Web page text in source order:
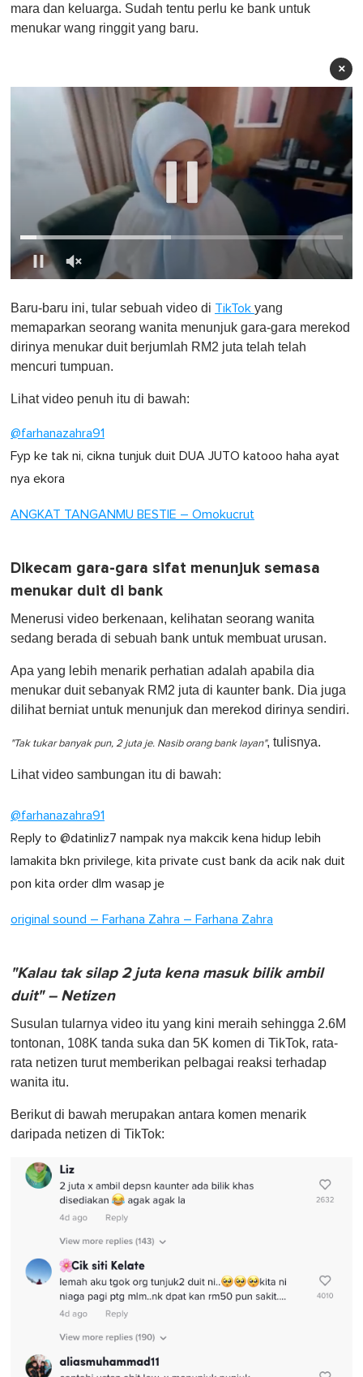
mara dan keluarga. Sudah tentu perlu ke bank untuk
menukar wang ringgit yang baru.
×
f
1
i
n
e
0
Baru-baru ini, tular sebuah video di TikTok yang
memaparkan seorang wanita menunjuk gara-gara merekod
dirinya menukar duit berjumlah RM2 juta telah telah
mencuri tumpuan.
Lihat video penuh itu di bawah:
@farhanazahra91
Fyp ke tak ni, cikna tunjuk duit DUA JUTO katooo haha ayat
nya ekora
ANGKAT TANGANMU BESTIE – Omokucrut
Dikecam gara-gara sifat menunjuk semasa
menukar duit di bank
Menerusi video berkenaan, kelihatan seorang wanita
sedang berada di sebuah bank untuk membuat urusan.
Apa yang lebih menarik perhatian adalah apabila dia
menukar duit sebanyak RM2 juta di kaunter bank. Dia juga
dilihat berniat untuk menunjuk dan merekod dirinya sendiri.
"Tak tukar banyak pun, 2 juta je. Nasib orang bank layan", tulisnya.
Lihat video sambungan itu di bawah:
@farhanazahra91
Reply to @datinliz7 nampak nya makcik kena hidup lebih
lamakita bkn privilege, kita private cust bank da acik nak duit
pon kita order dlm wasap je
original sound – Farhana Zahra – Farhana Zahra
"Kalau tak silap 2 juta kena masuk bilik ambil
duit" – Netizen
Susulan tularnya video itu yang kini meraih sehingga 2.6M
tontonan, 108K tanda suka dan 5K komen di TikTok, rata-
rata netizen turut memberikan pelbagai reaksi terhadap
wanita itu.
Berikut di bawah merupakan antara komen menarik
daripada netizen di TikTok: